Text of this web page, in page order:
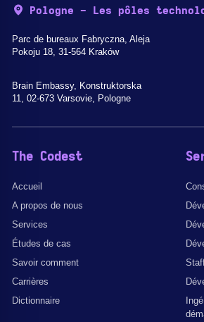
Pologne - Les pôles
Parc de bureaux Fabryczna, Aleja
Pokoju 18, 31-564 Kraków
Brain Embassy, Konstruktorska
11, 02-673 Varsovie, Pologne
The Codest
Accueil
A propos de nous
Services
Études de cas
Savoir comment
Carrières
Dictionnaire